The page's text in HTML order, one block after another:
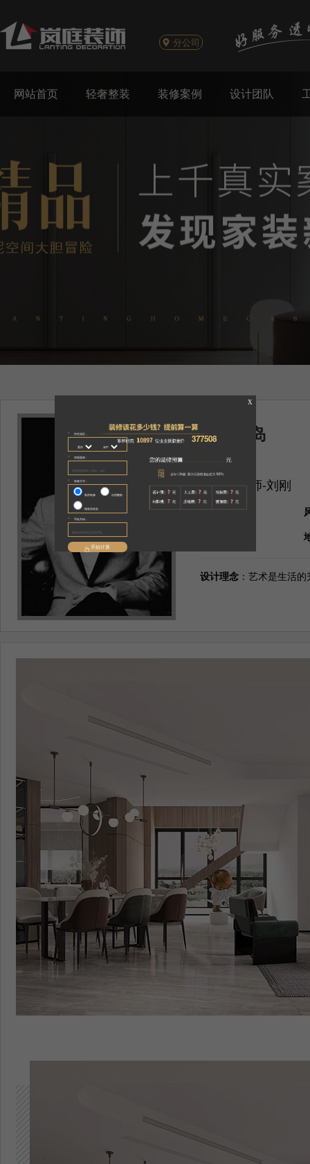
分公司
网站首页 轻奢整装 装修案例 设计团队
融汇半岛
主案设计师-刘刚
面积：226㎡
设计理念 ：艺术是生活